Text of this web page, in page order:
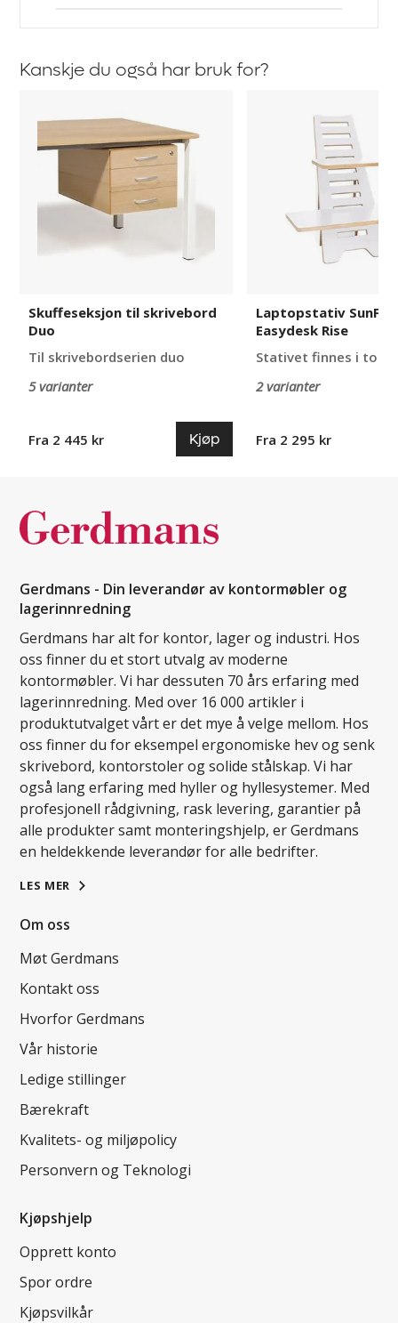
Kanskje du også har bruk for?
skrivebord
Skuffeseksjon til skrivebord
Duo
Til skrivebordserien duo
5 varianter
Fra 2 445 kr Kjøp
Easydesk
Laptopstativ
Easydesk Rise
Stativet finnes i to
2 varianter
Fra 2 295 kr
Gerdmans - Din leverandør av kontormøbler og
lagerinnredning
Gerdmans har alt for kontor, lager og industri. Hos
oss finner du et stort utvalg av moderne
kontormøbler. Vi har dessuten 70 års erfaring med
lagerinnredning. Med over 16 000 artikler i
produktutvalget vårt er det mye å velge mellom. Hos
oss finner du for eksempel ergonomiske hev og senk
skrivebord, kontorstoler og solide stålskap. Vi har
også lang erfaring med hyller og hyllesystemer. Med
profesjonell rådgivning, rask levering, garantier på
alle produkter samt monteringshjelp, er Gerdmans
en heldekkende leverandør for alle bedrifter.
LES MER
Om oss
Møt Gerdmans
Kontakt oss
Hvorfor Gerdmans
Vår historie
Ledige stillinger
Bærekraft
Kvalitets- og miljøpolicy
Personvern og Teknologi
Kjøpshjelp
Opprett konto
Spor ordre
Kjøpsvilkår